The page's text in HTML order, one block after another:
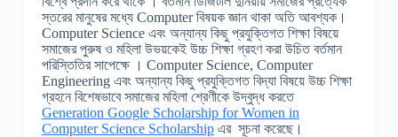
স্তরের মানুষের মধ্যে Computer বিষয়ক জ্ঞান থাকা অতি আবশ্যক।
Computer Science এবং অন্যান্য কিছু প্রযুক্তিগত শিক্ষা বিষয়ে
সমাজের পুরুষ ও মহিলা উভয়কেই উচ্চ শিক্ষা গ্রহণ করা উচিত বর্তমান
পরিস্তিতির সাপেক্ষে । Computer Science, Computer
Engineering এবং অন্যান্য কিছু প্রযুক্তিগত বিদ্যা বিষয়ে উচ্চ শিক্ষা
গ্রহনে বিশেষভাবে সমাজের মহিলা শ্রেণীকে উদ্বুদ্ধ করতে
Generation Google Scholarship for Women in
Computer Science Scholarshipএর সূচনা করেছে।